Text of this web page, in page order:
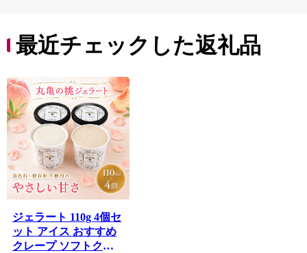
最近チェックした返礼品
ジェラート 110g 4個セ
ット アイス おすすめ
クレープ ソフトクリ